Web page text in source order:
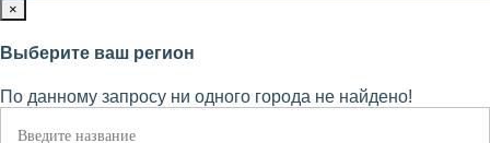
×
Выберите ваш регион
По данному запросу ни одного города не найдено!